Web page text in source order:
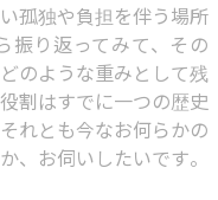
孤独や負担を伴う場所
振り返ってみて、その
のような重みとして残
割はすでに一つの歴史
れとも今なお何らかの
、お伺いしたいです。